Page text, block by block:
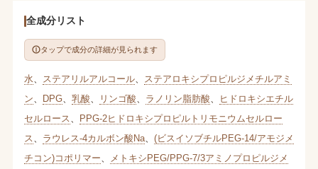
全成分リスト
タップで成分の詳細が見られます
水 ステアリルアルコール、
ステアロキシプロピルジメチルアミ
ン
DPG、 乳酸 リンゴ酸 ラノリン脂肪酸
ヒドロキシエチル
セルロース
PPG-2ヒドロキシプロピルトリモニウムセルロー
ス
ラウレス-4カルボン酸Na、 (ビスイソブチルPEG-14/アモジメ
チコン)コポリマー
メトキシPEG/PPG-7/3アミノプロピルジメ